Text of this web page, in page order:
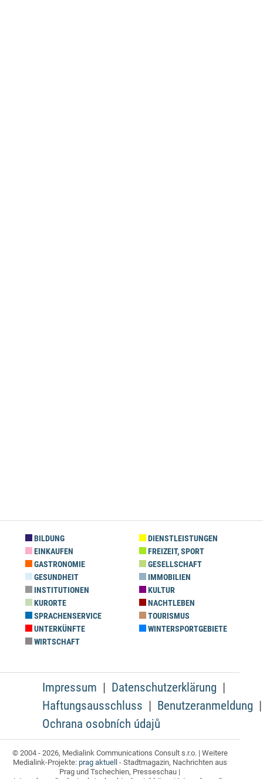
BILDUNG
DIENSTLEISTUNGEN
EINKAUFEN
FREIZEIT, SPORT
GASTRONOMIE
GESELLSCHAFT
GESUNDHEIT
IMMOBILIEN
INSTITUTIONEN
KULTUR
KURORTE
NACHTLEBEN
SPRACHENSERVICE
TOURISMUS
UNTERKÜNFTE
WINTERSPORTGEBIETE
WIRTSCHAFT
Impressum
Datenschutzerklärung
Haftungsausschluss
Benutzeranmeldung
Ochrana osobních údajů
© 2004 - 2026, Medialink Communications Consult s.r.o. | Weitere
Medialink-Projekte: prag aktuell - Stadtmagazin, Nachrichten aus
Prag und Tschechien, Presseschau |